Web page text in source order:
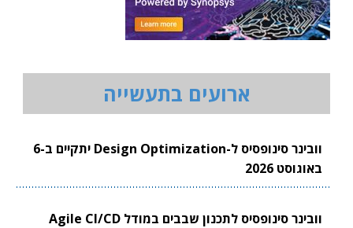
ארועים בתעשייה
וובינר סינופסיס ל-Design Optimization יתקיים ב-6
באוגוסט 2026
וובינר סינופסיס לתכנון שבבים במודל Agile CI/CD